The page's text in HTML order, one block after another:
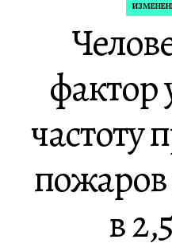
фактор
частоту
в